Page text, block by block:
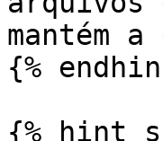
mantém
{%
{% hint